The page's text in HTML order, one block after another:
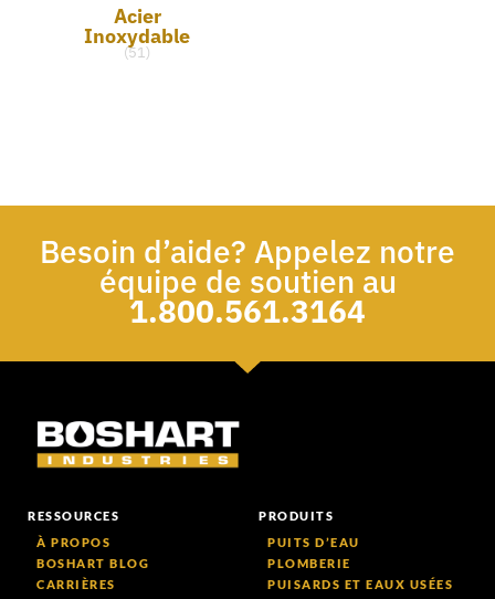
Acier
Inoxydable
(51)
Besoin d’aide? Appelez notre
équipe de soutien au
1.800.561.3164
RESSOURCES
À PROPOS
BOSHART BLOG
CARRIÈRES
PRODUITS
PUITS D’EAU
PLOMBERIE
PUISARDS ET EAUX USÉES